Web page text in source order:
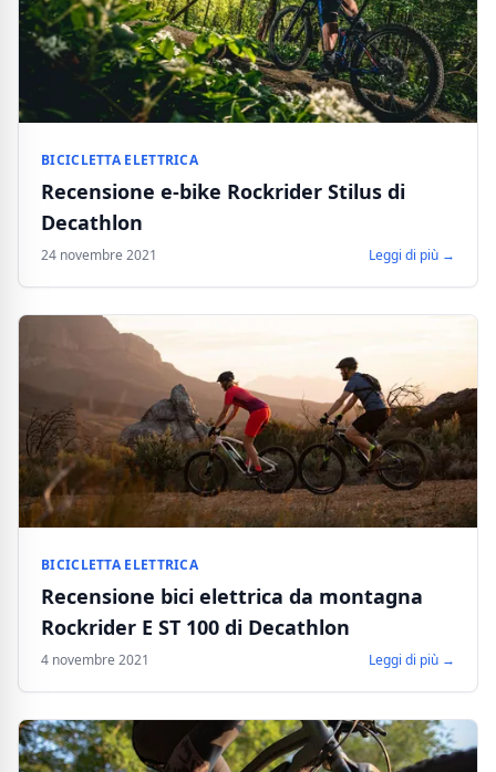
BICICLETTA ELETTRICA
Recensione e-bike Rockrider Stilus di
Decathlon
24 novembre 2021 Leggi di più →
BICICLETTA ELETTRICA
Recensione bici elettrica da montagna
Rockrider E ST 100 di Decathlon
4 novembre 2021 Leggi di più →